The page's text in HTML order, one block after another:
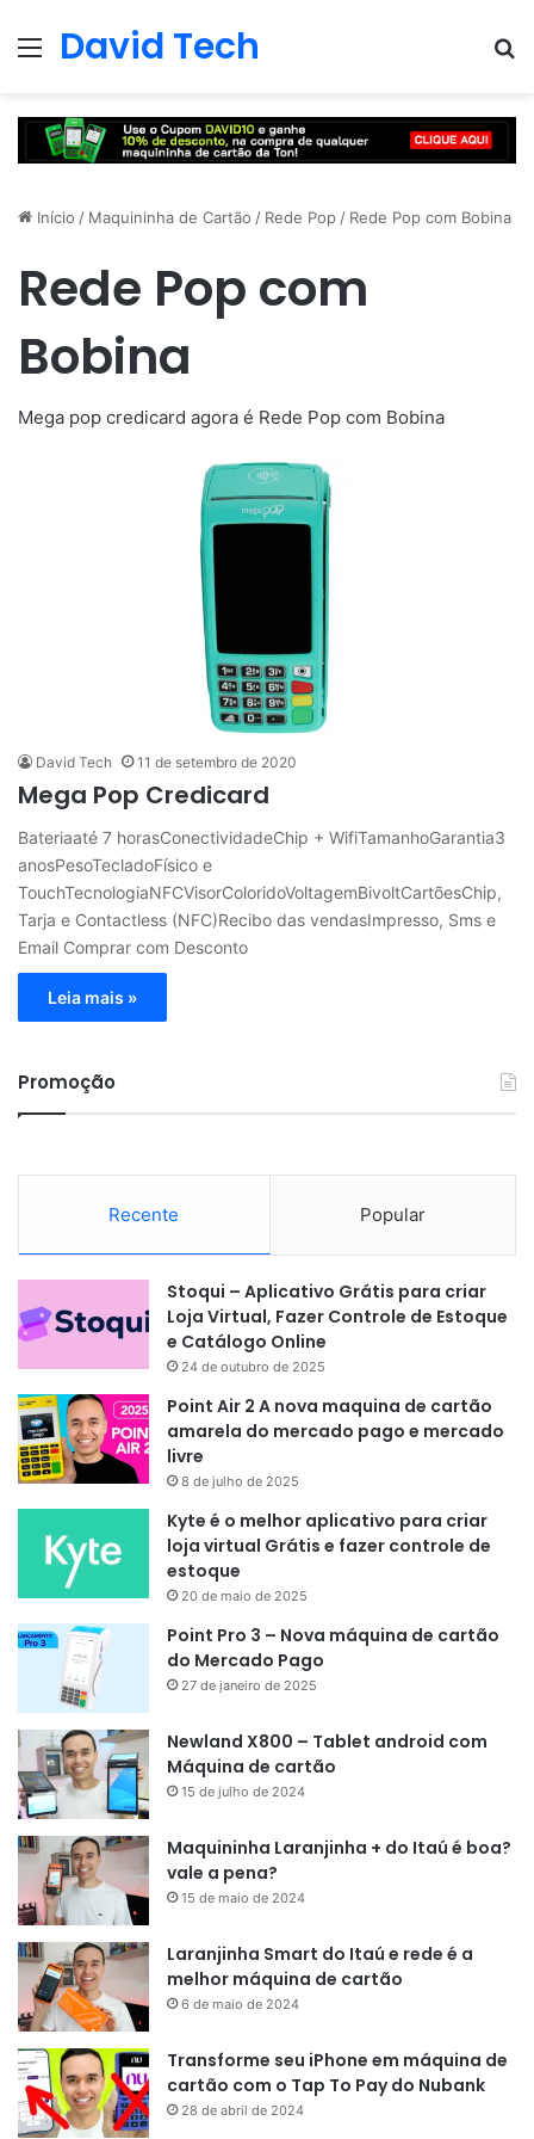
Menu
David Tech
Início / Maquininha de Cartão / Rede Pop / Rede Pop com Bobina
Rede Pop com
Bobina
Mega pop credicard agora é Rede Pop com Bobina
David Tech 11 de setembro de 2020
Mega Pop Credicard
Bateriaaté 7 horasConectividadeChip + WifiTamanhoGarantia3
anosPesoTecladoFísico e
TouchTecnologiaNFCVisorColoridoVoltagemBivoltCartõesChip,
Tarja e Contactless (NFC)Recibo das vendasImpresso, Sms e
Email Comprar com Desconto
Leia mais »
Promoção
Recente Popular
Stoqui – Aplicativo Grátis para criar
Loja Virtual, Fazer Controle de Estoque
e Catálogo Online
24 de outubro de 2025
Point Air 2 A nova maquina de cartão
amarela do mercado pago e mercado
livre
8 de julho de 2025
Kyte é o melhor aplicativo para criar
loja virtual Grátis e fazer controle de
estoque
20 de maio de 2025
Point Pro 3 – Nova máquina de cartão
do Mercado Pago
27 de janeiro de 2025
Newland X800 – Tablet android com
Máquina de cartão
15 de julho de 2024
Maquininha Laranjinha + do Itaú é boa?
vale a pena?
15 de maio de 2024
Laranjinha Smart do Itaú e rede é a
melhor máquina de cartão
6 de maio de 2024
Transforme seu iPhone em máquina de
cartão com o Tap To Pay do Nubank
28 de abril de 2024